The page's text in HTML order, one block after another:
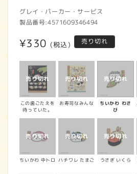
グレイ・パーカー・サービス
製品番号:4571609346494
通
常
価
格
¥330 (税込) 売り切れ
この歯ごたえを
待っていた。
お寿司なみんな
ちいかわ わさ
び
ちいかわ 中トロ ハチワレ たまご うさぎ いくら